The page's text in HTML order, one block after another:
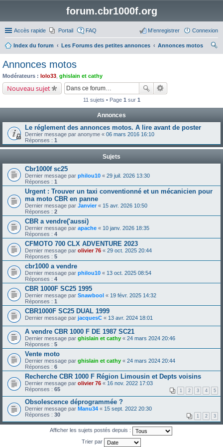
forum.cbr1000f.org
Accès rapide Portail FAQ Connexion
M’enregistrer
Index du forum Les Forums des petites annonces
Annonces motos
Annonces motos
Modérateurs : lolo33 ghislain et cathy
Nouveau sujet
11 sujets • Page 1 sur 1
Annonces
Le réglement des annonces motos. A lire avant de poster
Dernier message par anonyme « 06 mars 2016 16:10
Réponses : 1
Sujets
Cbr1000f sc25
Dernier message par philou10 « 29 juil. 2026 13:30
Réponses : 1
Urgent : Trouver un taxi conventionné et un mécanicien pour
ma moto CBR en panne
Dernier message par Janvier« 15 avr. 2026 10:50
Réponses : 2
CBR a vendre('aussi)
Dernier message par apache « 10 janv. 2026 18:35
Réponses : 4
CFMOTO 700 CLX ADVENTURE 2023
Dernier message par olivier 76 « 29 oct. 2025 20:44
Réponses : 5
cbr1000 a vendre
Dernier message par philou10 « 13 oct. 2025 08:54
Réponses : 4
CBR 1000F SC25 1995
Dernier message par Snawbool « 19 févr. 2025 14:32
Réponses : 1
CBR1000F SC25 DUAL 1999
Dernier message par jacquesC « 13 avr. 2024 18:01
A vendre CBR 1000 F DE 1987 SC21
Dernier message par ghislain et cathy « 24 mars 2024 20:46
Réponses : 5
Vente moto
Dernier message par ghislain et cathy « 24 mars 2024 20:44
Réponses : 6
Recherche CBR 1000 F Région Limousin et Depts voisins
Dernier message par olivier 76 « 16 nov. 2022 17:03
Réponses : 65 1 2 3 4 5
Obsolescence déprogrammée ?
Dernier message par Manu34 « 15 sept. 2022 20:30
Réponses : 30 1 2 3
Afficher les sujets postés depuis :
Trier par